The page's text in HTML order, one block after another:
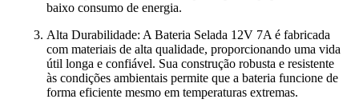
baixo consumo de energia.
Alta Durabilidade: A Bateria Selada 12V 7A é fabricada
com materiais de alta qualidade, proporcionando uma vida
útil longa e confiável. Sua construção robusta e resistente
às condições ambientais permite que a bateria funcione de
forma eficiente mesmo em temperaturas extremas.